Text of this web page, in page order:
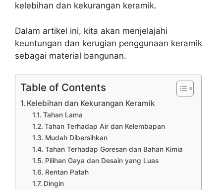
kelebihan dan kekurangan keramik.
Dalam artikel ini, kita akan menjelajahi
keuntungan dan kerugian penggunaan keramik
sebagai material bangunan.
Table of Contents
Kelebihan dan Kekurangan Keramik
Tahan Lama
Tahan Terhadap Air dan Kelembapan
Mudah Dibersihkan
Tahan Terhadap Goresan dan Bahan Kimia
Pilihan Gaya dan Desain yang Luas
Rentan Patah
Dingin